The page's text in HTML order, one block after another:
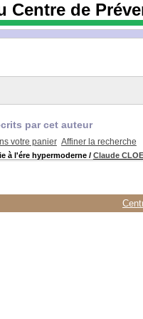
Centre de
par cet auteur
votre panier Affiner la recherche
à l'ére hypermoderne/ Claude